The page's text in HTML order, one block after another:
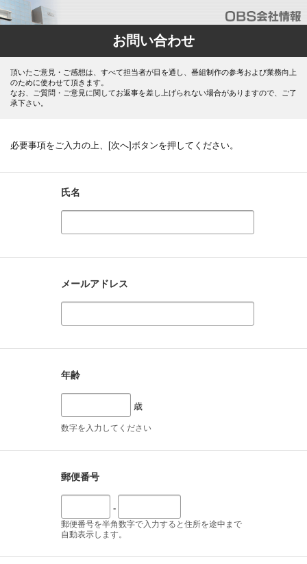
お問い合わせ
頂いたご意見・ご感想は、すべて担当者が目を通し、番組制作の参考および業務向上
のために使わせて頂きます。
なお、ご質問・ご意見に関してお返事を差し上げられない場合がありますので、ご了
承下さい。
必要事項をご入力の上、[次へ]ボタンを押してください。
氏名
メールアドレス
年齢
歳
数字を入力してください
郵便番号
-
郵便番号を半角数字で入力すると住所を途中まで
自動表示します。